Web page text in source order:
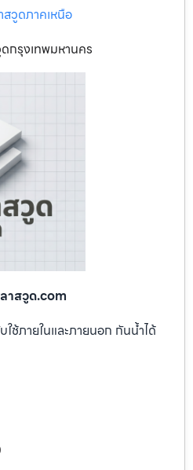
วูดภาคเหนือ
กรุงเทพมหานคร
าสวูด.com
ช้ภายในและภายนอก กันน้ำได้